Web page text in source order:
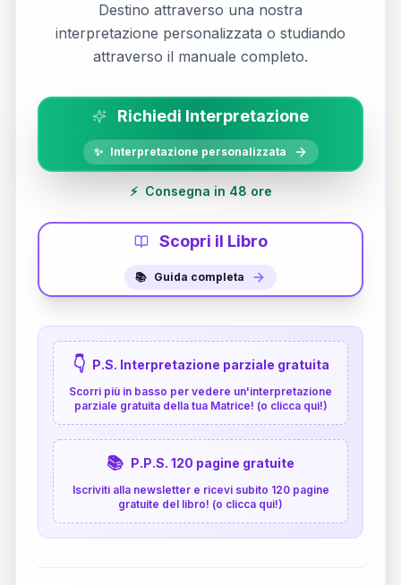
Destino attraverso una nostra
interpretazione personalizzata o studiando
attraverso il manuale completo.
Richiedi Interpretazione
✨ Interpretazione personalizzata
⚡ Consegna in 48 ore
Scopri il Libro
📚 Guida completa
👇 P.S. Interpretazione parziale gratuita
Scorri più in basso per vedere un'interpretazione
parziale gratuita della tua Matrice! (o clicca qui!)
📚 P.P.S. 120 pagine gratuite
Iscriviti alla newsletter e ricevi subito 120 pagine
gratuite del libro! (o clicca qui!)